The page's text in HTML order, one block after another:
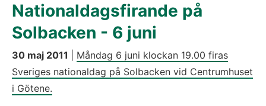
Nationaldagsfirande på
Solbacken - 6 juni
30 maj 2011
Måndag 6 juni klockan 19.00 firas
Sveriges nationaldag på Solbacken vid Centrumhuset
i Götene.